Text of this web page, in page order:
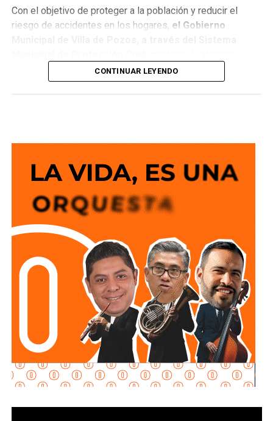
Con el objetivo de proteger a la población y reducir el
riesgo de accidentes en los hogares, el Gobierno
reportes por fugas de ga
que registra entre tres y cuatro intervenciones diarias en
distintos sectores del municipio.
recibir un reporte, personal operativo y voluntario
debidamente capacitado acude al domicilio para
controlar la situación mediante el retiro del cilindro
dañado y la liberación segura del gas
eliminar cualquier ri esgo para las familias.
El funcionario señaló que, una vez concluido el
el tanque es devuelto a su propietario
para que pueda acudir con la empresa distribuidora y
solicitar su reemplazo por un cilindro en óptimas
condiciones
CONTINUAR LEYENDO